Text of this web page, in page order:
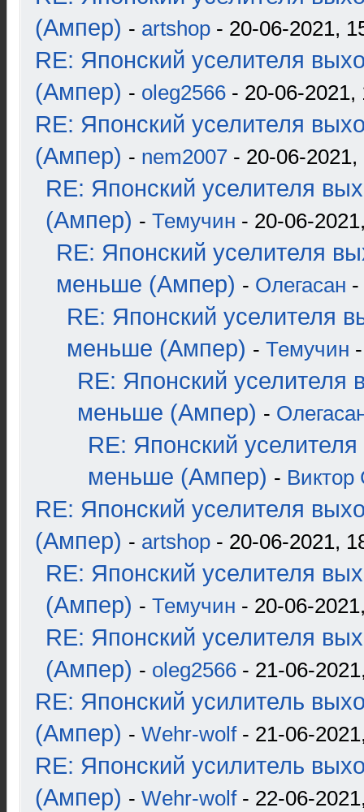
(Ампер) - artshop - 20-06-2021,
RE: Японский уселителя
(Ампер) - oleg2566 - 20-06-2021,
RE: Японский уселителя
(Ампер) - nem2007 - 20-06-2021,
RE: Японский уселителя
(Ампер) - Темучин - 20-06-
RE: Японский уселителя
меньше (Ампер) - Олегасан -
RE: Японский уселителя
меньше (Ампер) - Темучин
RE: Японский уселителя
меньше (Ампер) -
RE: Японский
меньше (Ампер) - Виктор
RE: Японский уселителя
(Ампер) - artshop - 20-06-2021,
RE: Японский уселителя
(Ампер) - Темучин - 20-06-
RE: Японский уселителя
(Ампер) - oleg2566 - 21-06-
RE: Японский усилитель
(Ампер) - Wehr-wolf- 21-06-
RE: Японский усилитель
(Ампер) - Wehr-wolf- 22-06-